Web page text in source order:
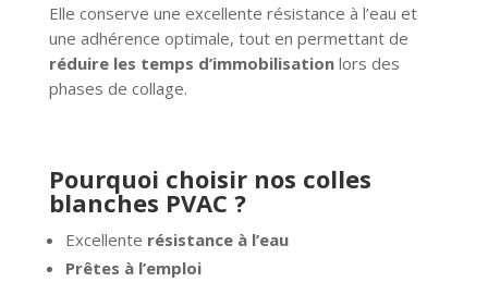
Elle conserve une excellente résistance à l’eau et
une adhérence optimale, tout en permettant de
réduire les temps d’immobilisationlors des
phases de collage.
Pourquoi choisir nos colles
blanches PVAC ?
Excellente résistance à l’eau
Prêtes à l’emploi